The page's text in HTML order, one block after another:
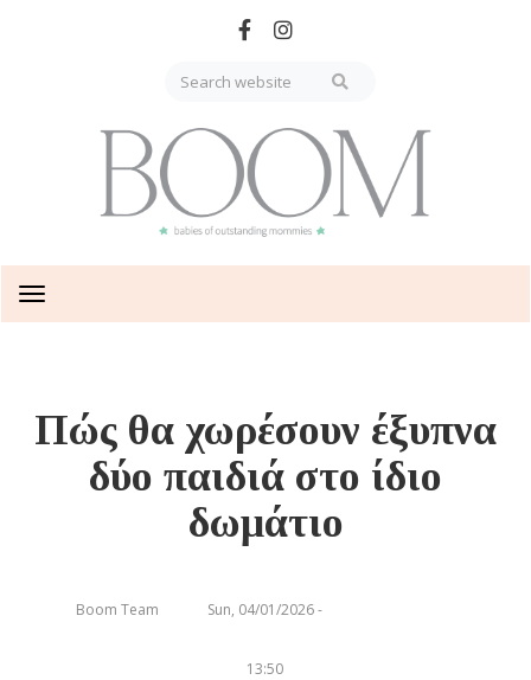
Toggle
navigation
Πώς θα χωρέσουν έξυπνα
δύο παιδιά στο ίδιο
δωμάτιο
Boom Team Sun, 04/01/2026 -
13:50